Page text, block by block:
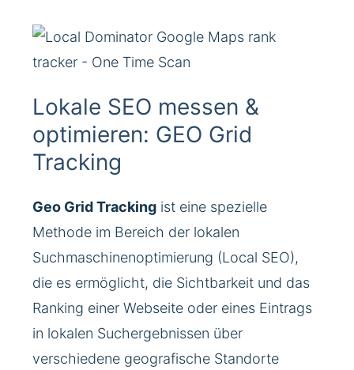
Lokale SEO messen &
optimieren: GEO Grid
Tracking
Geo Grid Tracking ist eine spezielle
Methode im Bereich der lokalen
Suchmaschinenoptimierung (Local SEO),
die es ermöglicht, die Sichtbarkeit und das
Ranking einer Webseite oder eines Eintrags
in lokalen Suchergebnissen über
verschiedene geografische Standorte